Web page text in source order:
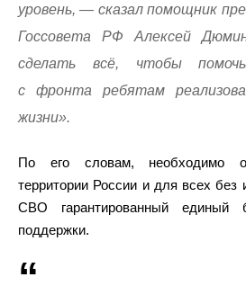
уровень, — сказал помощник
Госсовета РФ Алексей
сделать всё, чтобы
с фронта ребятам
жизни».
По его словам, необходимо
территории России и для всех без
СВО гарантированный единый
поддержки.